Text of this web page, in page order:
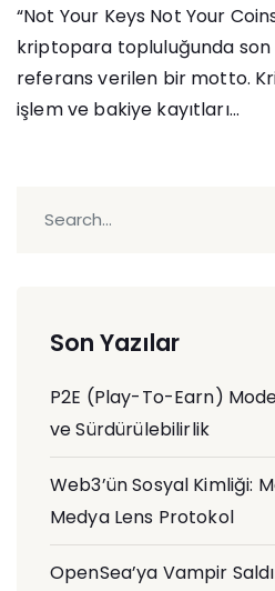
“Not Your Keys Not Your
kriptopara topluluğunda son
referans verilen bir motto.
işlem ve bakiye kayıtları...
Son Yazılar
P2E (Play-To-Earn)
ve Sürdürülebilirlik
Web3’ün Sosyal Kimliği:
Medya Lens Protokol
OpenSea’ya Vampir